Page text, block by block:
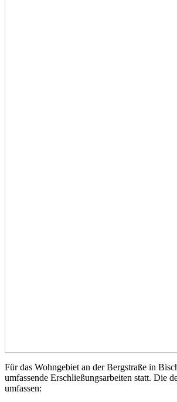
Für das Wohngebiet an der Bergstraße in
umfassende Erschließungsarbeiten statt. Die
umfassen: